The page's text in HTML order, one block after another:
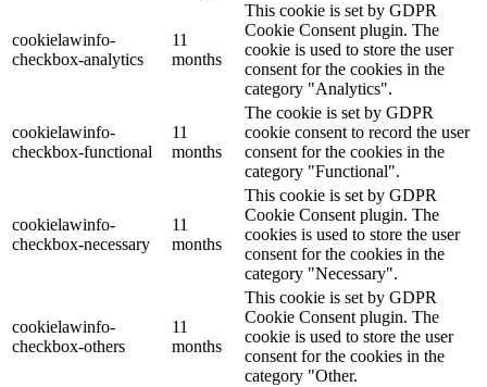
cookielawinfo-
checkbox-analytics
11
months
This cookie is set by GDPR
Cookie Consent plugin. The
cookie is used to store the user
consent for the cookies in the
category "Analytics".
cookielawinfo-
checkbox-functional
11
months
The cookie is set by GDPR
cookie consent to record the user
consent for the cookies in the
category "Functional".
cookielawinfo-
checkbox-necessary
11
months
This cookie is set by GDPR
Cookie Consent plugin. The
cookies is used to store the user
consent for the cookies in the
category "Necessary".
cookielawinfo-
checkbox-others
11
months
This cookie is set by GDPR
Cookie Consent plugin. The
cookie is used to store the user
consent for the cookies in the
category "Other.